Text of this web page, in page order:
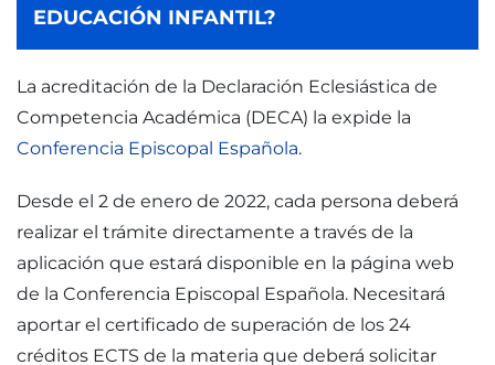
EDUCACIÓN INFANTIL?
La acreditación de la Declaración Eclesiástica de
Competencia Académica (DECA) la expide la
Conferencia Episcopal Española.
Desde el 2 de enero de 2022, cada persona deberá
realizar el trámite directamente a través de la
aplicación que estará disponible en la página web
de la Conferencia Episcopal Española. Necesitará
aportar el certificado de superación de los 24
créditos ECTS de la materia que deberá solicitar